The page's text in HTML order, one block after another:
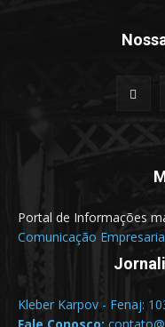
Portal de Informações
Comunicação
Kleber Karpov - Fenaj:
Fale Conosco: